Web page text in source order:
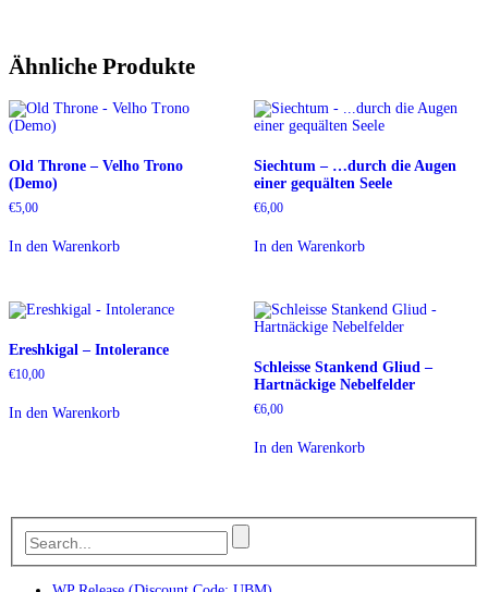
Ähnliche Produkte
Old Throne – Velho Trono
(Demo)
€5,00
In den Warenkorb
Siechtum – …durch die Augen
einer gequälten Seele
€6,00
In den Warenkorb
Ereshkigal – Intolerance
€10,00
In den Warenkorb
Schleisse Stankend Gliud –
Hartnäckige Nebelfelder
€6,00
In den Warenkorb